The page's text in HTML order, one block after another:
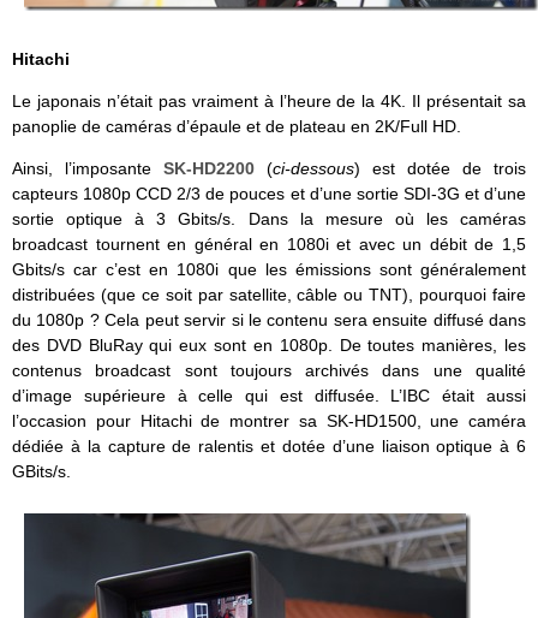
Hitachi
Le japonais n’était pas vraiment à l’heure de la 4K. Il présentait sa
panoplie de caméras d’épaule et de plateau en 2K/Full HD.
Ainsi, l’imposante SK-HD2200 (ci-dessous) est dotée de trois
capteurs 1080p CCD 2/3 de pouces et d’une sortie SDI-3G et d’une
sortie optique à 3 Gbits/s. Dans la mesure où les caméras
broadcast tournent en général en 1080i et avec un débit de 1,5
Gbits/s car c’est en 1080i que les émissions sont généralement
distribuées (que ce soit par satellite, câble ou TNT), pourquoi faire
du 1080p ? Cela peut servir si le contenu sera ensuite diffusé dans
des DVD BluRay qui eux sont en 1080p. De toutes manières, les
contenus broadcast sont toujours archivés dans une qualité
d’image supérieure à celle qui est diffusée. L’IBC était aussi
l’occasion pour Hitachi de montrer sa SK-HD1500, une caméra
dédiée à la capture de ralentis et dotée d’une liaison optique à 6
GBits/s.